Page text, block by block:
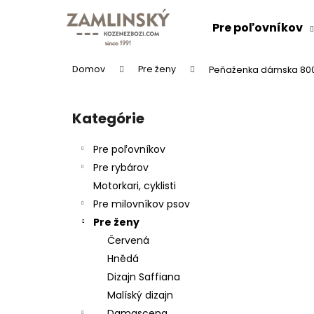
Pre poľovníkov
Domov Pre ženy Peňaženka dámska
Preskočiť
kategórie
Kategórie
Pre poľovníkov
Pre rybárov
Motorkari, cyklisti
Pre milovníkov psov
Pre ženy
Červená
Hnědá
Dizajn Saffiana
Malíský dizajn
obchodu
obchodu
KOŽENÝ OPASOK "LOVU ZDAR"